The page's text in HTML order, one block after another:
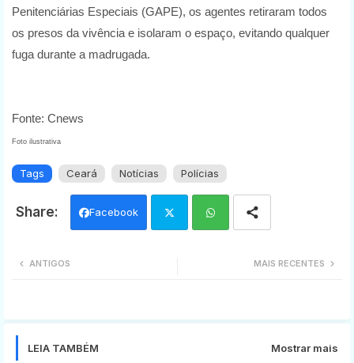
Penitenciárias Especiais (GAPE), os agentes retiraram todos
os presos da vivência e isolaram o espaço, evitando qualquer
fuga durante a madrugada.
Fonte: Cnews
Foto ilustrativa
Tags Ceará Notícias Polícias
Facebook
MAIS RECENTES
ANTIGOS
LEIA TAMBÉM Mostrar mais